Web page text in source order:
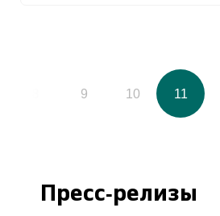
9 10 11
Пресс-релизы